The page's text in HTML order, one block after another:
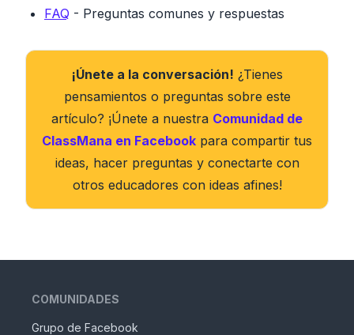
FAQ - Preguntas comunes y respuestas
¡Únete a la conversación! ¿Tienes
pensamientos o preguntas sobre este
artículo? ¡Únete a nuestra Comunidad de
ClassMana en Facebook para compartir tus
ideas, hacer preguntas y conectarte con
otros educadores con ideas afines!
COMUNIDADES
Grupo de Facebook